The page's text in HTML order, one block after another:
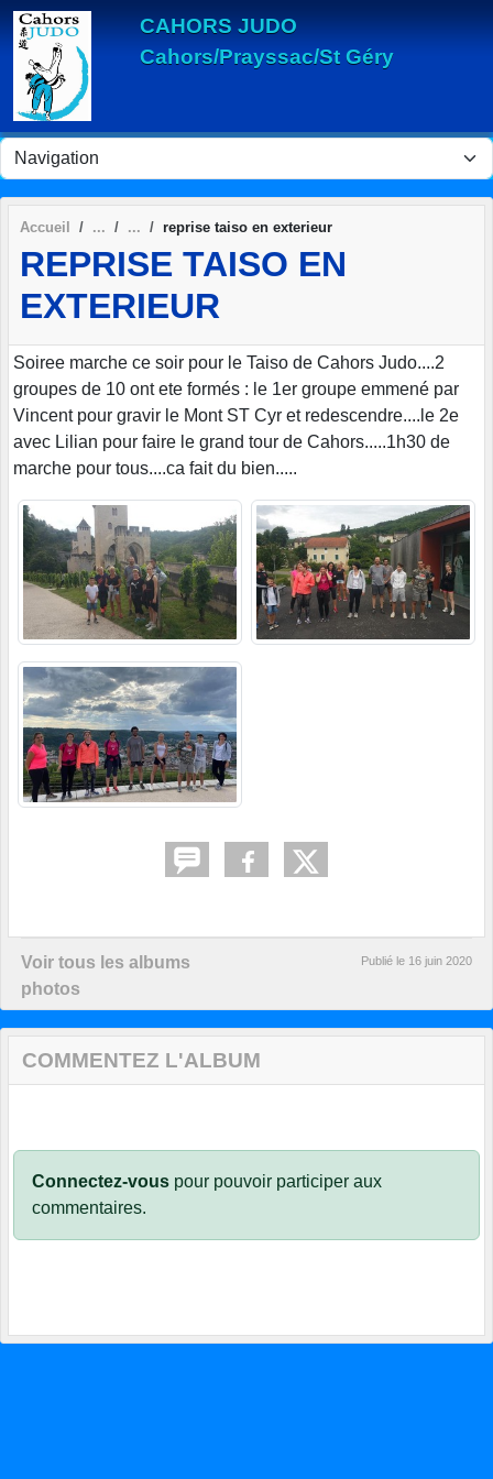
CAHORS JUDO
Cahors/Prayssac/St Géry
Accueil reprise taiso en exterieur
REPRISE TAISO EN
EXTERIEUR
Soiree marche ce soir pour le Taiso de Cahors Judo....2
groupes de 10 ont ete formés : le 1er groupe emmené par
Vincent pour gravir le Mont ST Cyr et redescendre....le 2e
avec Lilian pour faire le grand tour de Cahors.....1h30 de
marche pour tous....ca fait du bien.....
Voir tous les albums
photos
Publié le 16 juin 2020
COMMENTEZ L'ALBUM
Connectez-vous pour pouvoir participer aux
commentaires.
Panneau de gestion des cookies